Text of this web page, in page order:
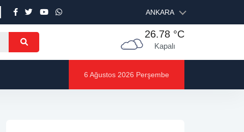
ANKARA
26.78 °C
Kapalı
6 Ağustos 2026 Perşembe